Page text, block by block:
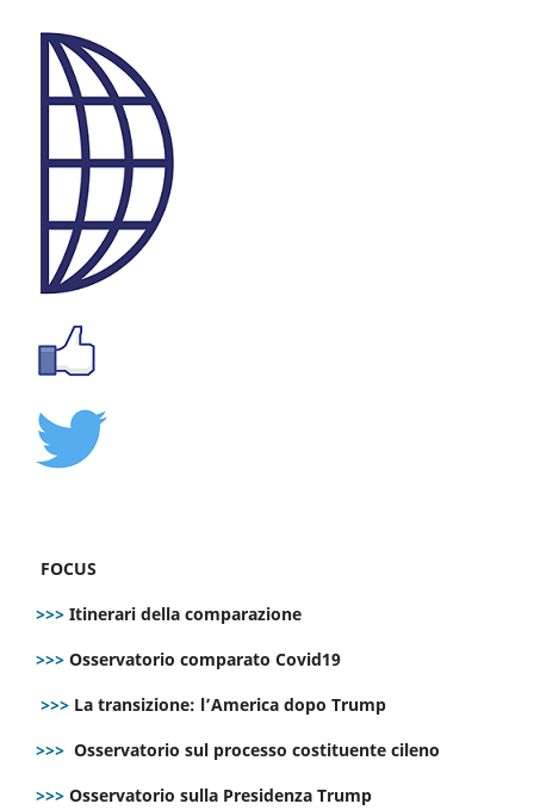
FOCUS
>>> Itinerari della comparazione
>>> Osservatorio comparato Covid19
>>> La transizione: l’America dopo Trump
>>> Osservatorio sul processo costituente cileno
>>> Osservatorio sulla Presidenza Trump